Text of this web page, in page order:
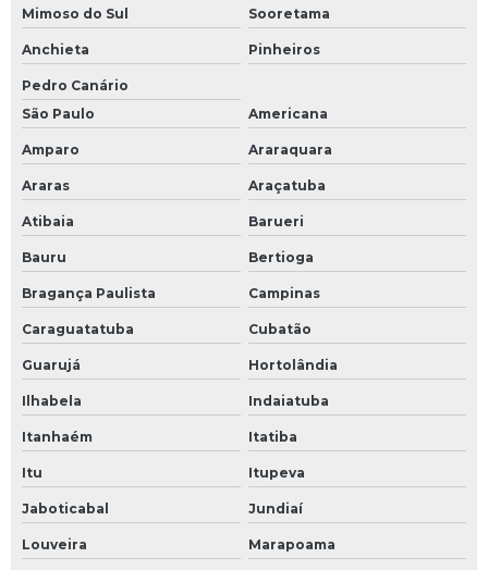
Mimoso do Sul Sooretama
Anchieta Pinheiros
Pedro Canário
São Paulo
Americana
Amparo Araraquara
Araras Araçatuba
Atibaia Barueri
Bauru Bertioga
Bragança Paulista Campinas
Caraguatatuba Cubatão
Guarujá Hortolândia
Ilhabela Indaiatuba
Itanhaém Itatiba
Itu Itupeva
Jaboticabal Jundiaí
Louveira Marapoama